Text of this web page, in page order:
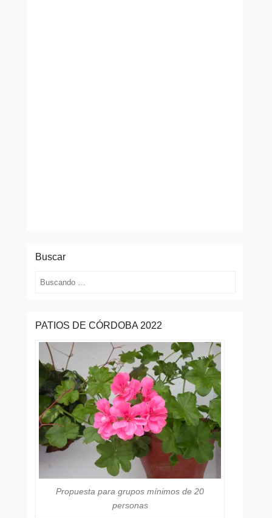
Buscar
Buscar
PATIOS DE CÓRDOBA 2022
Propuesta para grupos mínimos de 20
personas